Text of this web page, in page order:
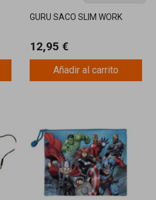
GURU SACO SLIM WORK
12,95 €
Añadir al carrito